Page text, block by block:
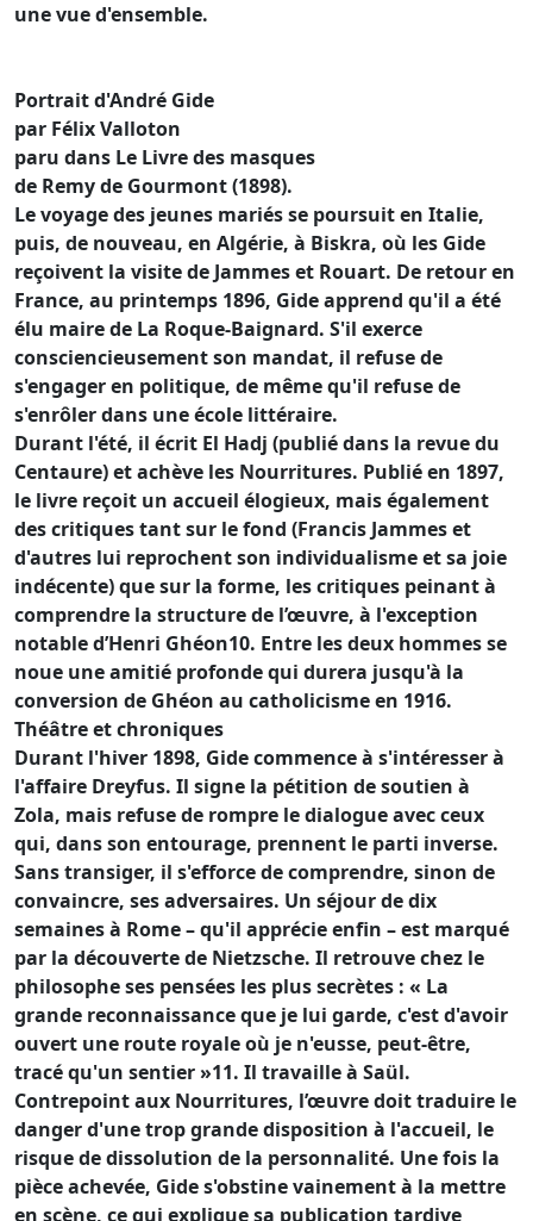
une vue d'ensemble.
Portrait d'André Gide
par Félix Valloton
paru dans Le Livre des masques
de Remy de Gourmont (1898).
Le voyage des jeunes mariés se poursuit en Italie,
puis, de nouveau, en Algérie, à Biskra, où les Gide
reçoivent la visite de Jammes et Rouart. De retour en
France, au printemps 1896, Gide apprend qu'il a été
élu maire de La Roque-Baignard. S'il exerce
consciencieusement son mandat, il refuse de
s'engager en politique, de même qu'il refuse de
s'enrôler dans une école littéraire.
Durant l'été, il écrit El Hadj (publié dans la revue du
Centaure) et achève les Nourritures. Publié en 1897,
le livre reçoit un accueil élogieux, mais également
des critiques tant sur le fond (Francis Jammes et
d'autres lui reprochent son individualisme et sa joie
indécente) que sur la forme, les critiques peinant à
comprendre la structure de l’œuvre, à l'exception
notable d’Henri Ghéon10. Entre les deux hommes se
noue une amitié profonde qui durera jusqu'à la
conversion de Ghéon au catholicisme en 1916.
Théâtre et chroniques
Durant l'hiver 1898, Gide commence à s'intéresser à
l'affaire Dreyfus. Il signe la pétition de soutien à
Zola, mais refuse de rompre le dialogue avec ceux
qui, dans son entourage, prennent le parti inverse.
Sans transiger, il s'efforce de comprendre, sinon de
convaincre, ses adversaires. Un séjour de dix
semaines à Rome – qu'il apprécie enfin – est marqué
par la découverte de Nietzsche. Il retrouve chez le
philosophe ses pensées les plus secrètes : « La
grande reconnaissance que je lui garde, c'est d'avoir
ouvert une route royale où je n'eusse, peut-être,
tracé qu'un sentier »11. Il travaille à Saül.
Contrepoint aux Nourritures, l’œuvre doit traduire le
danger d'une trop grande disposition à l'accueil, le
risque de dissolution de la personnalité. Une fois la
pièce achevée, Gide s'obstine vainement à la mettre
en scène, ce qui explique sa publication tardive